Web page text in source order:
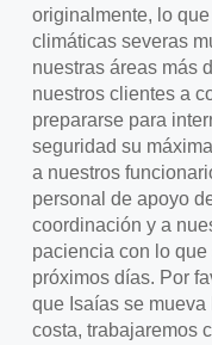
originalmente, lo
climáticas severas
nuestras áreas más
nuestros clientes a
prepararse para
seguridad su
a nuestros
personal de apoyo
coordinación y a
paciencia con lo
próximos días. Por
que Isaías se
costa, trabajaremos